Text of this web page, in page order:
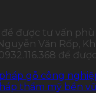
được tư vấn
Văn Rốp,
để
gỗ công
thẩm mỹ bền